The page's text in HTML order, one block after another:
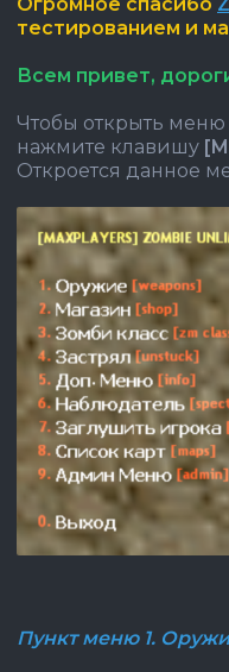
тестированием и
Всем привет,
Чтобы открыть меню
нажмите клавишу
Откроется данное
Пункт меню 1.